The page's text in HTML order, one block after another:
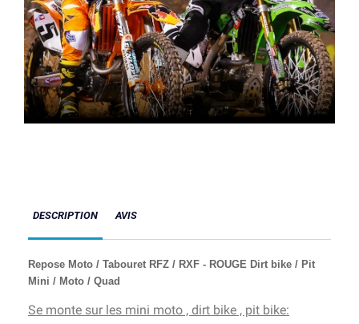
DESCRIPTION AVIS
Repose Moto / Tabouret RFZ / RXF - ROUGE Dirt bike / Pit
Mini / Moto / Quad
Se monte sur les mini moto , dirt bike , pit bike: